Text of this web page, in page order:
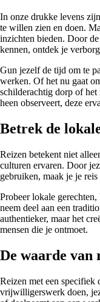
In onze drukke levens
te willen zien en doen.
inzichten bieden. Door
kennen, ontdek je
Gun jezelf de tijd om te
werken. Of het nu gaat
schilderachtig dorp of
heen observeert, deze
Betrek de
Reizen betekent niet
culturen ervaren. Door
gebruiken, maak je je
Probeer lokale
neem deel aan een
authentieker, maar het
mensen die je ontmoet.
De waarde van
Reizen met een specifiek
vrijwilligerswerk doen,